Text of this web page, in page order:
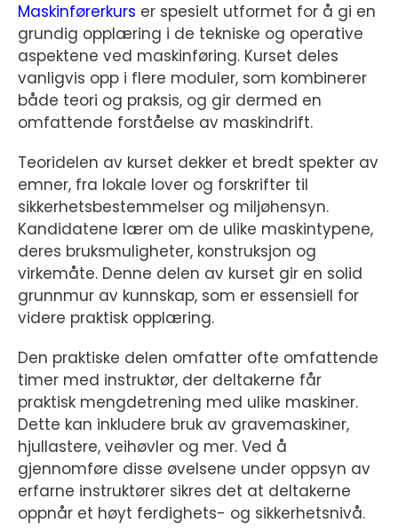
Maskinførerkurs er spesielt utformet for å gi en
grundig opplæring i de tekniske og operative
aspektene ved maskinføring. Kurset deles
vanligvis opp i flere moduler, som kombinerer
både teori og praksis, og gir dermed en
omfattende forståelse av maskindrift.
Teoridelen av kurset dekker et bredt spekter av
emner, fra lokale lover og forskrifter til
sikkerhetsbestemmelser og miljøhensyn.
Kandidatene lærer om de ulike maskintypene,
deres bruksmuligheter, konstruksjon og
virkemåte. Denne delen av kurset gir en solid
grunnmur av kunnskap, som er essensiell for
videre praktisk opplæring.
Den praktiske delen omfatter ofte omfattende
timer med instruktør, der deltakerne får
praktisk mengdetrening med ulike maskiner.
Dette kan inkludere bruk av gravemaskiner,
hjullastere, veihøvler og mer. Ved å
gjennomføre disse øvelsene under oppsyn av
erfarne instruktører sikres det at deltakerne
oppnår et høyt ferdighets- og sikkerhetsnivå.